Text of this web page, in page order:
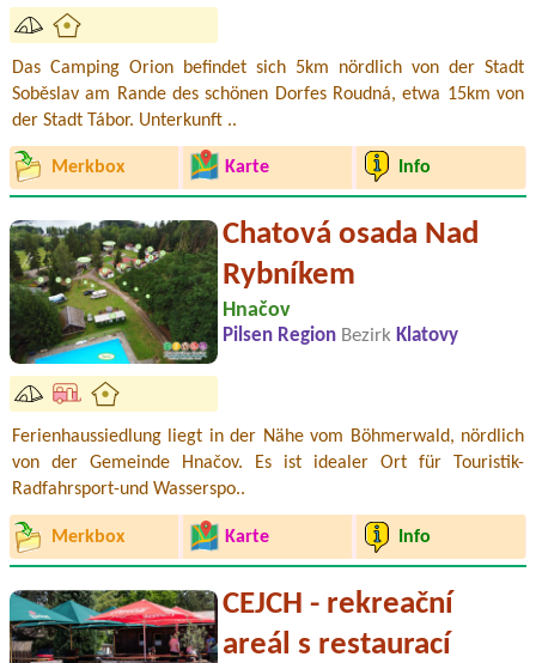
Das Camping Orion befindet sich 5km nördlich von der Stadt
Soběslav am Rande des schönen Dorfes Roudná, etwa 15km von
der Stadt Tábor. Unterkunft ..
Merkbox Karte Info
Chatová osada Nad
Rybníkem
Hnačov
Pilsen Region Bezirk Klatovy
Ferienhaussiedlung liegt in der Nähe vom Böhmerwald, nördlich
von der Gemeinde Hnačov. Es ist idealer Ort für Touristik-
Radfahrsport-und Wasserspo..
Merkbox Karte Info
CEJCH - rekreační
areál s restaurací